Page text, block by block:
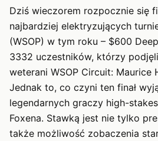
Dziś wieczorem rozpocznie się
najbardziej elektryzujących
(WSOP) w tym roku – $600
3332 uczestników, którzy
weterani WSOP Circuit: Maurice
Jednak to, co czyni ten finał
legendarnych graczy high-
Foxena. Stawką jest nie tylko
także możliwość zobaczenia